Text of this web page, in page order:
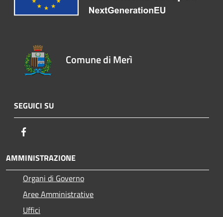
Comune di Merì
SEGUICI SU
AMMINISTRAZIONE
Organi di Governo
Aree Amministrative
Uffici